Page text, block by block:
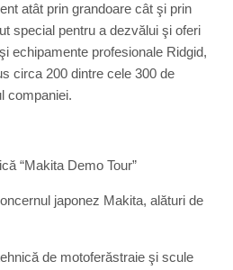
atât prin grandoare cât şi prin
special pentru a dezvălui şi oferi
echipamente profesionale Ridgid,
circa 200 dintre cele 300 de
companiei.
“Makita Demo Tour”
japonez Makita, alături de
de motoferăstraie şi scule